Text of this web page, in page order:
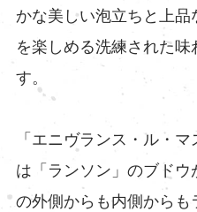
かな美しい泡立ちと上
を楽しめる洗練された
す。
「エニヴランス・ル・
は「ランソン」のブド
の外側からも内側から